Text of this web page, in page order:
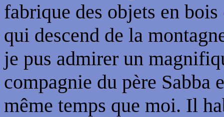
fabrique des objets en
qui descend de la
je pus admirer un
compagnie du père Sabba
même temps que moi. Il